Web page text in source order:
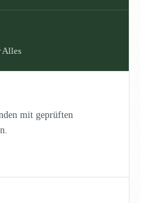
Alles
mit geprüften